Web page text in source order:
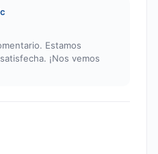
Estamos
¡Nos vemos